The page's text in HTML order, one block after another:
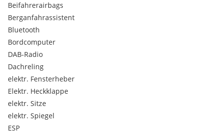
Beifahrerairbags
Berganfahrassistent
Bluetooth
Bordcomputer
DAB-Radio
Dachreling
elektr. Fensterheber
Elektr. Heckklappe
elektr. Sitze
elektr. Spiegel
ESP